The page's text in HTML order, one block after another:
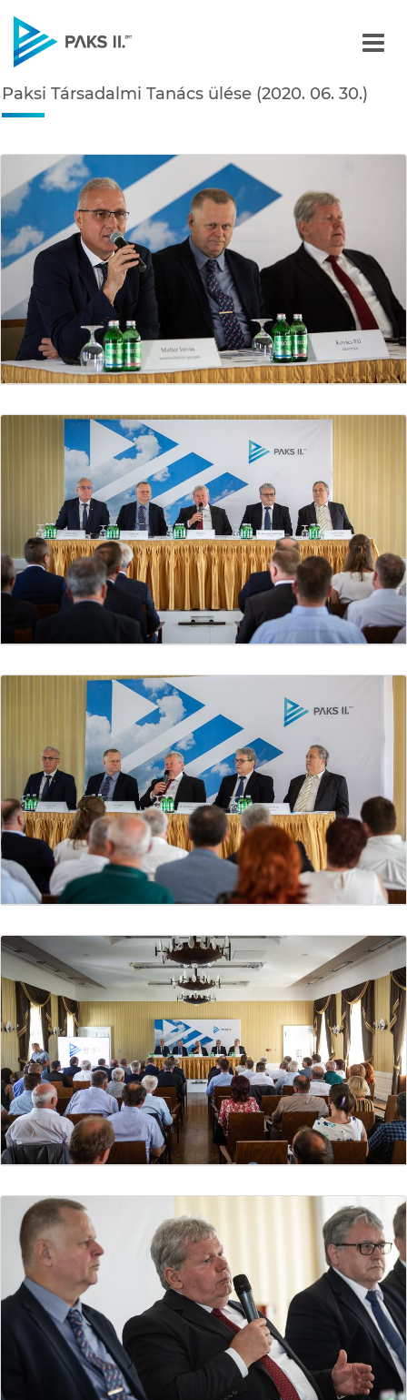
Navigáció
Paksi Társadalmi
Paksi Társadalmi Tanács ülése (2020. 06. 30.)